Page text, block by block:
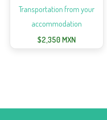
Transportation from your
accommodation
$2,350 MXN